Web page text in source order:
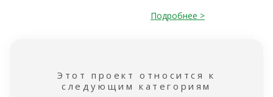
Подробнее >
Этот проект относится к
следующим категориям